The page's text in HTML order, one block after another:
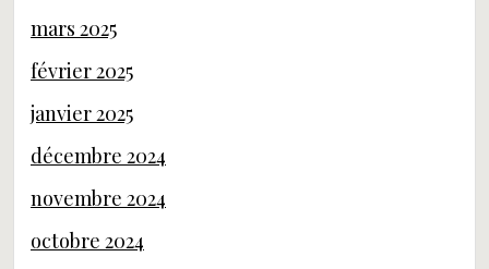
mars 2025
février 2025
janvier 2025
décembre 2024
novembre 2024
octobre 2024